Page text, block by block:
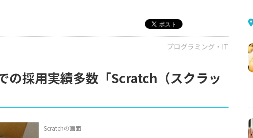
プログラミング・IT
の採用実績多数「Scratch（スクラッ
Scratchの画面